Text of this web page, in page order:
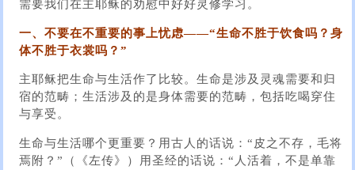
需要我们在主耶稣的劝慰中好好灵修学习。
一、不要在不重要的事上忧虑——“生命不胜于饮食吗？身
体不胜于衣裳吗？”
主耶稣把生命与生活作了比较。生命是涉及灵魂需要和归
宿的范畴；生活涉及的是身体需要的范畴，包括吃喝穿住
与享受。
生命与生活哪个更重要？用古人的话说：“皮之不存，毛将
焉附？”（《左传》）用圣经的话说：“人活着，不是单靠